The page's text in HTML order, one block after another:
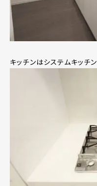
キッチンはシステムキッチン